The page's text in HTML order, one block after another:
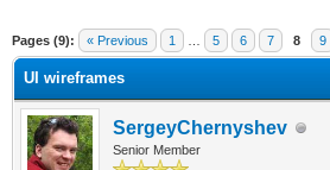
Pages (9): « Previous 1 5 6 7 8 9
UI wireframes
SergeyChernyshev
Senior Member